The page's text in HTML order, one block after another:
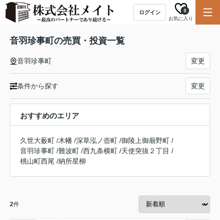
ログイン
お気に入り
0
音羽珍事町の売買・投資一覧
音羽珍事町 変更
条件から探す 変更
おすすめのエリア
久世大薮町 /木幡 /深草泓ノ壺町 /御陵上御廟野町 /
音羽珍事町 /難波町 /西九条横町 /天使突抜２丁目 /
桃山町西尾 /納所星柳
2件